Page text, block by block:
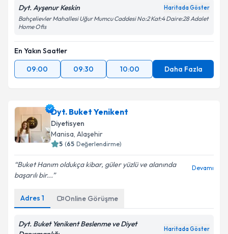
Dyt. Ayşenur Keskin Haritada Göster
Bahçelievler Mahallesi Uğur Mumcu Caddesi No:2 Kat:4 Daire:28 Adalet
Home Ofis
En Yakın Saatler
09:00
09:30 10:00 Daha Fazla
Dyt. Buket Yenikent
Diyetisyen
Manisa, Alaşehir
5 (65 Değerlendirme)
Buket Hanım oldukça kibar, güler yüzlü ve alanında
başarılı bir...
Devamı
Adres 1 Online Görüşme
Dyt. Buket Yenikent Beslenme ve Diyet
Haritada Göster